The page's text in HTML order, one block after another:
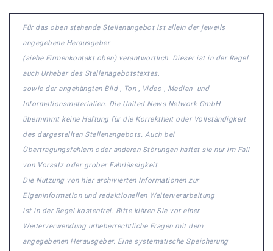
Für das oben stehende Stellenangebot ist allein der jeweils
angegebene Herausgeber
(siehe Firmenkontakt oben) verantwortlich. Dieser ist in der Regel
auch Urheber des Stellenagebotstextes,
sowie der angehängten Bild-, Ton-, Video-, Medien- und
Informationsmaterialien. Die United News Network GmbH
übernimmt keine Haftung für die Korrektheit oder Vollständigkeit
des dargestellten Stellenangebots. Auch bei
Übertragungsfehlern oder anderen Störungen haftet sie nur im Fall
von Vorsatz oder grober Fahrlässigkeit.
Die Nutzung von hier archivierten Informationen zur
Eigeninformation und redaktionellen Weiterverarbeitung
ist in der Regel kostenfrei. Bitte klären Sie vor einer
Weiterverwendung urheberrechtliche Fragen mit dem
angegebenen Herausgeber. Eine systematische Speicherung